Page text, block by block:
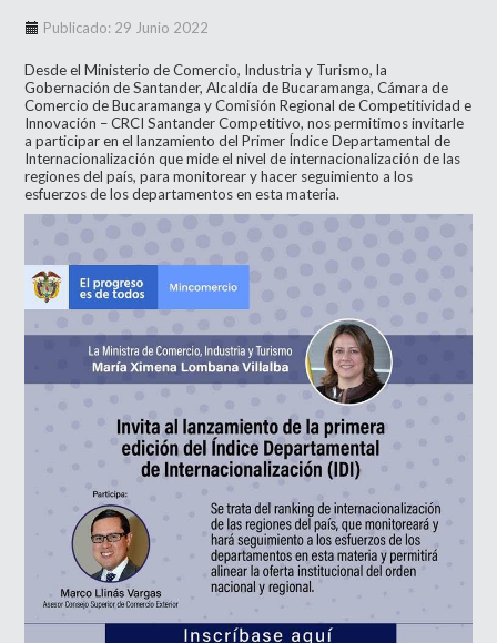
Publicado: 29 Junio 2022
Desde el Ministerio de Comercio, Industria y Turismo, la
Gobernación de Santander, Alcaldía de Bucaramanga, Cámara de
Comercio de Bucaramanga y Comisión Regional de Competitividad e
Innovación – CRCI Santander Competitivo, nos permitimos invitarle
a participar en el lanzamiento del Primer Índice Departamental de
Internacionalización que mide el nivel de internacionalización de las
regiones del país, para monitorear y hacer seguimiento a los
esfuerzos de los departamentos en esta materia.